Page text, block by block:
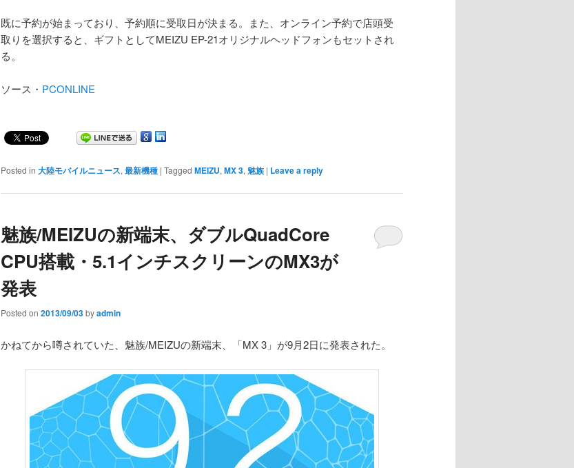
既に予約が始まっており、予約順に受取日が決まる。また、オンライン予約で店頭受
取りを選択すると、ギフトとしてMEIZU EP-21オリジナルヘッドフォンもセットされ
る。
ソース・ PCONLINE
Posted in 大陸モバイルニュース, 最新機種 | Tagged MEIZU, MX 3, 魅族 | Leave a reply
魅族/MEIZUの新端末、ダブルQuadCore
CPU搭載・5.1インチスクリーンのMX3が
発表
Posted on 2013/09/03byadmin
かねてから噂されていた、魅族/MEIZUの新端末、「MX 3」が9月2日に発表された。